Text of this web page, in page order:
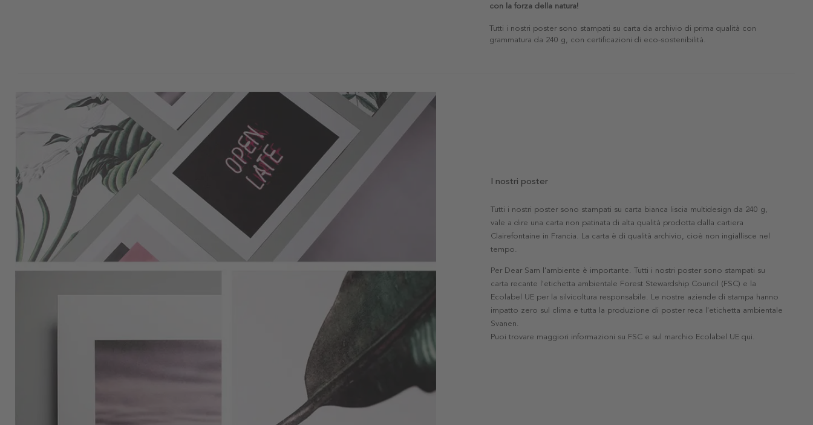
con la forza della natura!
Tutti i nostri poster sono stampati su carta da archivio di prima qualità con
grammatura da 240 g, con certificazioni di eco-sostenibilità.
I nostri poster
Tutti i nostri poster sono stampati su carta bianca liscia multidesign da 240 g,
vale a dire una carta non patinata di alta qualità prodotta dalla cartiera
Clairefontaine in Francia. La carta è di qualità archivio, cioè non ingiallisce nel
tempo.
Per Dear Sam l'ambiente è importante. Tutti i nostri poster sono stampati su
carta recante l'etichetta ambientale Forest Stewardship Council (FSC) e la
Ecolabel UE per la silvicoltura responsabile. Le nostre aziende di stampa hanno
impatto zero sul clima e tutta la produzione di poster reca l'etichetta ambientale
Svanen.
Puoi trovare maggiori informazioni su FSC e sul marchio Ecolabel UE qui.